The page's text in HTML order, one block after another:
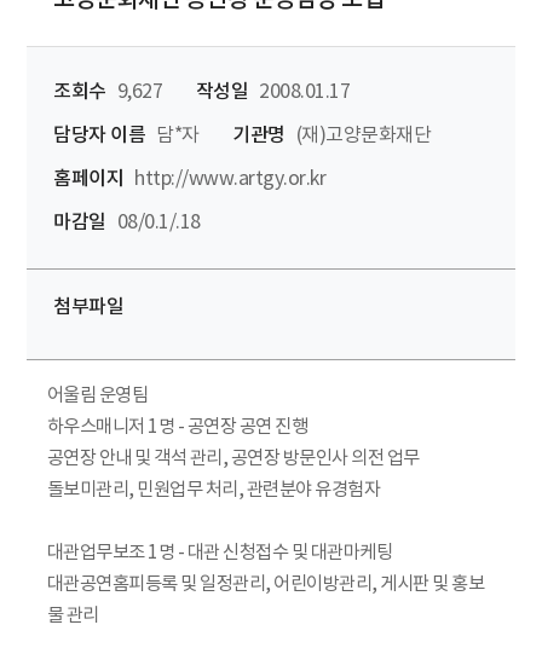
조회수 9,627 작성일
2008.01.17
담당자 이름 담*자 기관명
(재)고양문화재단
홈페이지
http://www.artgy.or.kr
마감일
08/0.1/.18
첨부파일
어울림 운영팀
하우스매니저 1명 - 공연장 공연 진행
공연장 안내 및 객석 관리, 공연장 방문인사 의전 업무
돌보미관리, 민원업무 처리, 관련분야 유경험자
대관업무보조 1명 - 대관 신청접수 및 대관마케팅
대관공연홈피등록 및 일정관리, 어린이방관리, 게시판 및 홍보
물 관리